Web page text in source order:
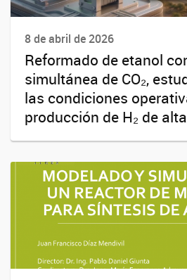
8 de abril de 2026
Reformado de etanol
simultánea de CO₂,
las condiciones
producción de H₂ de